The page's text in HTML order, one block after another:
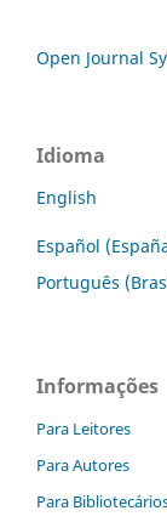
Open Journal
Idioma
English
Español
Português
Informações
Para Leitores
Para Autores
Para